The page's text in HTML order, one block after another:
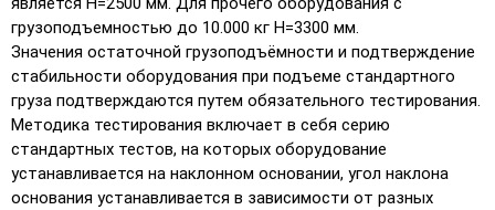
грузоподъемностью до 10.000 кг Н=3300 мм.
Значения остаточной грузоподъёмности и подтверждение
стабильности оборудования при подъеме стандартного
груза подтверждаются путем обязательного тестирования.
Методика тестирования включает в себя серию
стандартных тестов, на которых оборудование
устанавливается на наклонном основании, угол наклона
основания устанавливается в зависимости от разных